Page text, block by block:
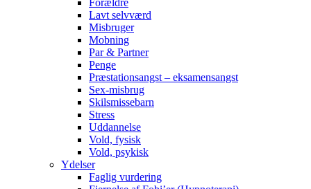
Forældre
Lavt selvværd
Misbruger
Mobning
Par & Partner
Penge
Præstationsangst – eksamensangst
Sex-misbrug
Skilsmissebarn
Stress
Uddannelse
Vold, fysisk
Vold, psykisk
Ydelser
Faglig vurdering